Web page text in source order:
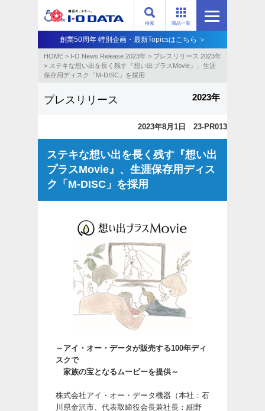
商品一覧
検索
創業50周年 特別企画・最新Topicsはこちら ＞
HOME > I-O News Release 2023年 > プレスリリース 2023年
> ステキな想い出を長く残す『想い出プラスMovie』、生涯
保存用ディスク「M-DISC」を採用
プレスリリース 2023年
2023年8月1日 23-PR013
ステキな想い出を長く残す『想い出
プラスMovie』、生涯保存用ディス
ク「M-DISC」を採用
～アイ・オー・データが販売する100年ディ
スクで
家族の宝となるムービーを提供～
株式会社アイ・オー・データ機器（本社：石
川県金沢市、代表取締役会長兼社長：細野